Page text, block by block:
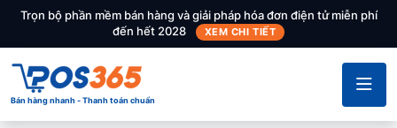
Trọn bộ phần mềm bán hàng và giải pháp hóa đơn điện tử miễn phí
đến hết 2028
XEM CHI TIẾT
Bán hàng nhanh - Thanh toán chuẩn